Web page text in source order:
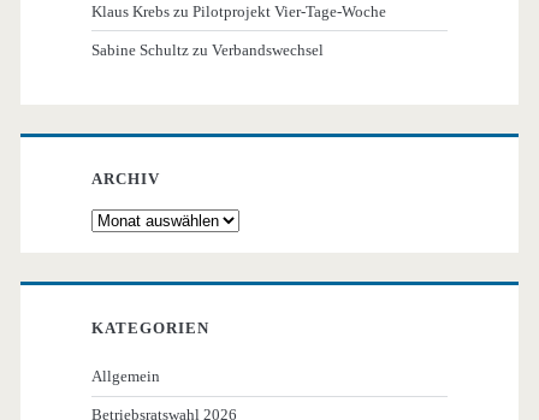
Klaus Krebs zuPilotprojekt Vier-Tage-Woche
Sabine Schultz zuVerbandswechsel
ARCHIV
Archiv
KATEGORIEN
Allgemein
Betriebsratswahl 2026